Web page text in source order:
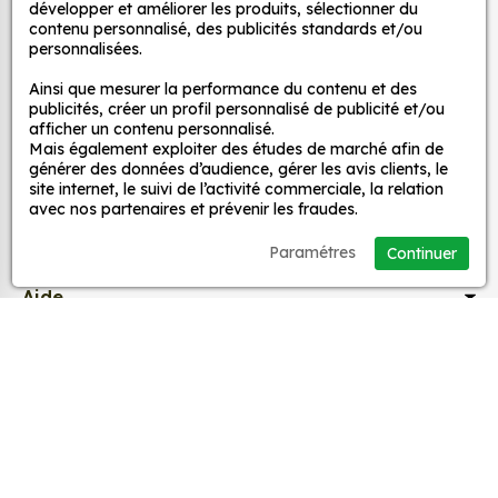
nos Sticker Alma sont disponibles dans une
large gamme de motifs et de couleurs, ce qui
votre décoration.
Une installation facile : nos stickers sont faciles
à installer, même pour les débutants. Il suffit de
les décoller de leur support et de les coller sur
la surface souhaitée. Vous pouvez vous aider
d’une raclette si besoin.
Une durabilité élevée : nos stickers sont
qualité, ce qui leur confère une excellente
MPA Déco
Nos services
Nos sites
Aide
développer et améliorer les produits, sélectionner du
contenu personnalisé, des publicités standards et/ou
personnalisées.
Ainsi que mesurer la performance du contenu et des
publicités, créer un profil personnalisé de publicité et/ou
afficher un contenu personnalisé.
Mais également exploiter des études de marché afin de
générer des données d’audience, gérer les avis clients, le
site internet, le suivi de l’activité commerciale, la relation
avec nos partenaires et prévenir les fraudes.
Continuer
Paramétres